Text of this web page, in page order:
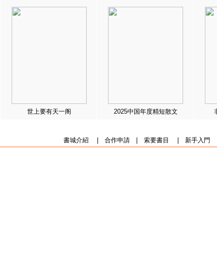
世上要有天一阁 2025中国年度精短散文
書城介紹 合作申請| 索要書目 新手入門